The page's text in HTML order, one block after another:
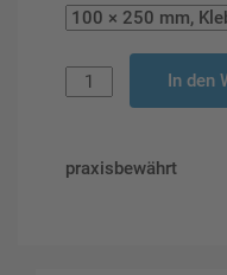
In den
praxisbewährt